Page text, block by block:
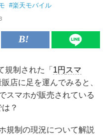
#楽天モバイル
規制された「 1円 スマ
店に足を運んでみると、
スマホが販売されている
？
規制の現況について解説